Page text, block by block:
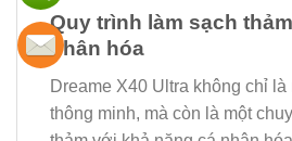
Quy trình làm sạch
nhân hóa
Dreame X40 Ultra không chỉ là
thông minh, mà còn là một